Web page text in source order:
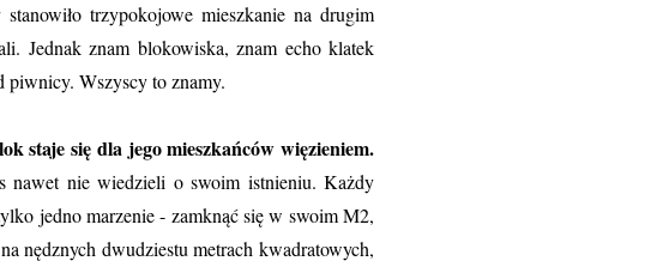
trzypokojowe mieszkanie na drugim
Jednak znam blokowiska, znam echo klatek
piwnicy. Wszyscy to znamy.
staje się dla jego mieszkańców więzieniem.
nie wiedzieli o swoim istnieniu. Każdy
jedno marzenie - zamknąć się w swoim M2,
nędznych dwudziestu metrach kwadratowych,